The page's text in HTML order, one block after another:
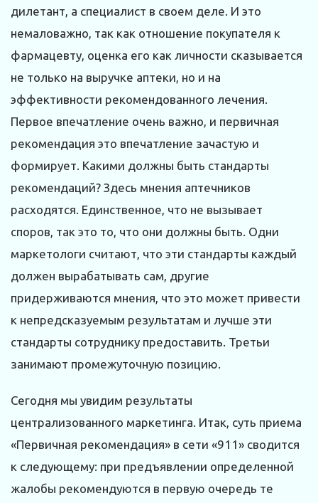
дилетант, а специалист в своем деле. И это
немаловажно, так как отношение покупателя к
фармацевту, оценка его как личности сказывается
не только на выручке аптеки, но и на
эффективности рекомендованного лечения.
Первое впечатление очень важно, и первичная
рекомендация это впечатление зачастую и
формирует. Какими должны быть стандарты
рекомендаций? Здесь мнения аптечников
расходятся. Единственное, что не вызывает
споров, так это то, что они должны быть. Одни
маркетологи считают, что эти стандарты каждый
должен вырабатывать сам, другие
придерживаются мнения, что это может привести
к непредсказуемым результатам и лучше эти
стандарты сотруднику предоставить. Третьи
занимают промежуточную позицию.
Сегодня мы увидим результаты
централизованного маркетинга. Итак, суть приема
«Первичная рекомендация» в сети «911» сводится
к следующему: при предъявлении определенной
жалобы рекомендуются в первую очередь те